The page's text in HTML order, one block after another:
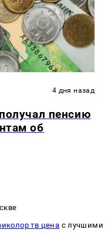
4 дня назад
пенсию
об
тв цена с лучшими